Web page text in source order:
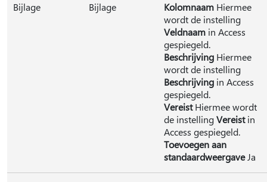
Bijlage Bijlage Kolomnaam Hiermee
wordt de instelling
Veldnaam in Access
gespiegeld.
Beschrijving Hiermee
wordt de instelling
Beschrijving in Access
gespiegeld.
VereistHiermee wordt
de instellingVereistin
Access gespiegeld.
Toevoegen aan
standaardweergaveJa